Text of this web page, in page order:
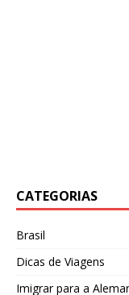
CATEGORIAS
Brasil
Dicas de Viagens
Imigrar para a